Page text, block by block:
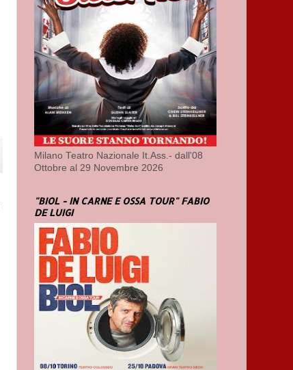
Milano Teatro Nazionale It.Ass.- dall'08
Ottobre al 29 Novembre 2026
"BIOL - IN CARNE E OSSA TOUR" FABIO
DE LUIGI